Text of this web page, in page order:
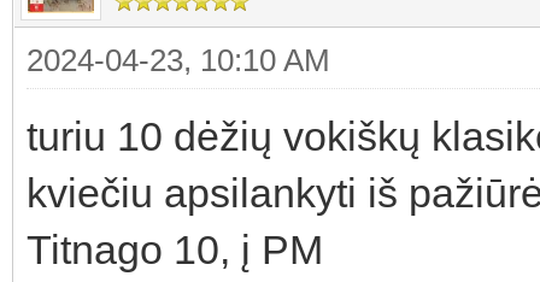
2024-04-23, 10:10 AM
turiu 10 dėžių vokiškų
kviečiu apsilankyti iš
Titnago 10, į PM